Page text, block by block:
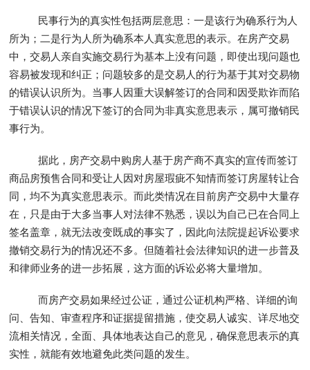
民事行为的真实性包括两层意思：一是该行为确系行为人
所为；二是行为人所为确系本人真实意思的表示。在房产交易
中，交易人亲自实施交易行为基本上没有问题，即使出现问题也
容易被发现和纠正；问题较多的是交易人的行为基于其对交易物
的错误认识所为。当事人因重大误解签订的合同和因受欺诈而陷
于错误认识的情况下签订的合同为非真实意思表示，属可撤销民
事行为。
据此，房产交易中购房人基于房产商不真实的宣传而签订
商品房预售合同和受让人因对房屋瑕疵不知情而签订房屋转让合
同，均不为真实意思表示。而此类情况在目前房产交易中大量存
在，只是由于大多当事人对法律不熟悉，误以为自己已在合同上
签名盖章，就无法改变既成的事实了，因此向法院提起诉讼要求
撤销交易行为的情况还不多。但随着社会法律知识的进一步普及
和律师业务的进一步拓展，这方面的诉讼必将大量增加。
而房产交易如果经过公证，通过公证机构严格、详细的询
问、告知、审查程序和证据提留措施，使交易人诚实、详尽地交
流相关情况，全面、具体地表达自己的意见，确保意思表示的真
实性，就能有效地避免此类问题的发生。